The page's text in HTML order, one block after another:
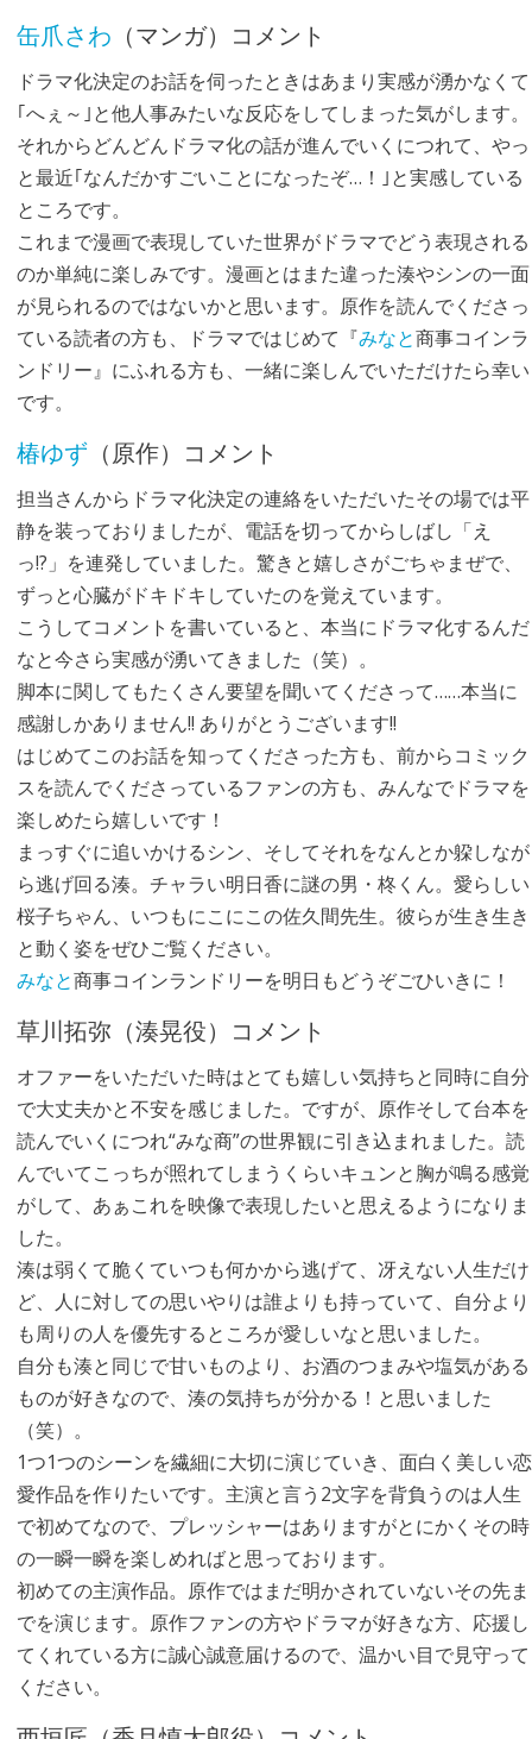
缶爪さわ （マンガ）コメント
ドラマ化決定のお話を伺ったときはあまり実感が湧かなくて
｢へぇ～｣と他人事みたいな反応をしてしまった気がします。
それからどんどんドラマ化の話が進んでいくにつれて、やっ
と最近｢なんだかすごいことになったぞ…！｣と実感している
ところです。
これまで漫画で表現していた世界がドラマでどう表現される
のか単純に楽しみです。漫画とはまた違った湊やシンの一面
が見られるのではないかと思います。原作を読んでくださっ
ている読者の方も、ドラマではじめて『みなと商事コインラ
ンドリー』にふれる方も、一緒に楽しんでいただけたら幸い
です。
椿ゆず（原作）コメント
担当さんからドラマ化決定の連絡をいただいたその場では平
静を装っておりましたが、電話を切ってからしばし「え
っ!?」を連発していました。驚きと嬉しさがごちゃまぜで、
ずっと心臓がドキドキしていたのを覚えています。
こうしてコメントを書いていると、本当にドラマ化するんだ
なと今さら実感が湧いてきました（笑）。
脚本に関してもたくさん要望を聞いてくださって……本当に
感謝しかありません!! ありがとうございます!!
はじめてこのお話を知ってくださった方も、前からコミック
スを読んでくださっているファンの方も、みんなでドラマを
楽しめたら嬉しいです！
まっすぐに追いかけるシン、そしてそれをなんとか躱しなが
ら逃げ回る湊。チャラい明日香に謎の男・柊くん。愛らしい
桜子ちゃん、いつもにこにこの佐久間先生。彼らが生き生き
と動く姿をぜひご覧ください。
みなと商事コインランドリーを明日もどうぞごひいきに！
草川拓弥（湊晃役）コメント
オファーをいただいた時はとても嬉しい気持ちと同時に自分
で大丈夫かと不安を感じました。ですが、原作そして台本を
読んでいくにつれ“みな商”の世界観に引き込まれました。読
んでいてこっちが照れてしまうくらいキュンと胸が鳴る感覚
がして、あぁこれを映像で表現したいと思えるようになりま
した。
湊は弱くて脆くていつも何かから逃げて、冴えない人生だけ
ど、人に対しての思いやりは誰よりも持っていて、自分より
も周りの人を優先するところが愛しいなと思いました。
自分も湊と同じで甘いものより、お酒のつまみや塩気がある
ものが好きなので、湊の気持ちが分かる！と思いました
（笑）。
1つ1つのシーンを繊細に大切に演じていき、面白く美しい恋
愛作品を作りたいです。主演と言う2文字を背負うのは人生
で初めてなので、プレッシャーはありますがとにかくその時
の一瞬一瞬を楽しめればと思っております。
初めての主演作品。原作ではまだ明かされていないその先ま
でを演じます。原作ファンの方やドラマが好きな方、応援し
てくれている方に誠心誠意届けるので、温かい目で見守って
ください。